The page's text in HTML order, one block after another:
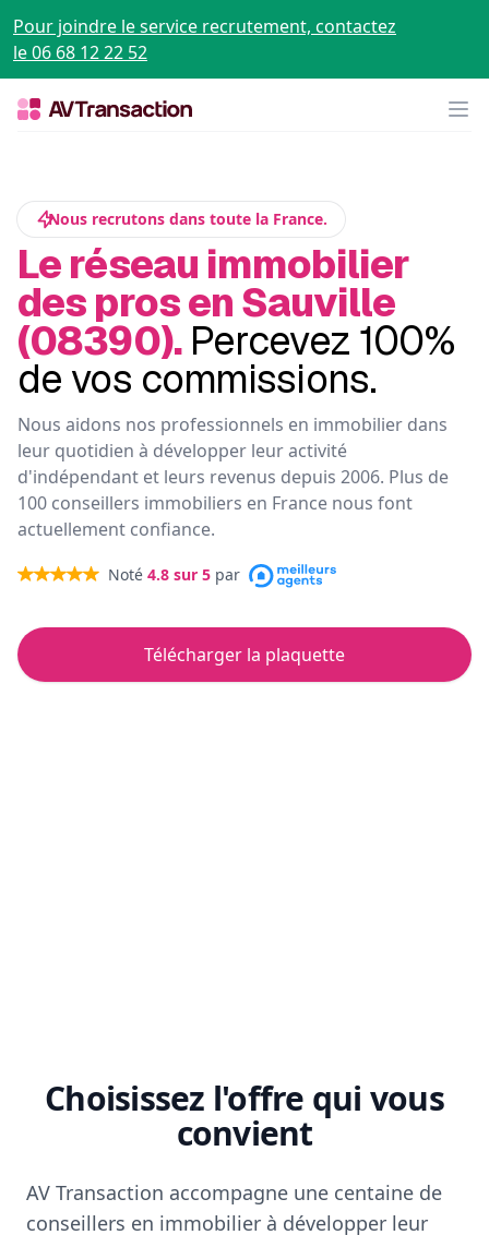
Pour joindre le service recrutement, contactez
le 06 68 12 22 52
Nous recrutons dans toute la France.
Le réseau immobilier
des pros en Sauville
(08390). Percevez 100%
de vos commissions.
Nous aidons nos professionnels en immobilier dans
leur quotidien à développer leur activité
d'indépendant et leurs revenus depuis 2006. Plus de
100 conseillers immobiliers en France nous font
actuellement confiance.
Noté 4.8 sur 5 par
Télécharger la plaquette
Choisissez l'offre qui vous
convient
AV Transaction accompagne une centaine de
conseillers en immobilier à développer leur